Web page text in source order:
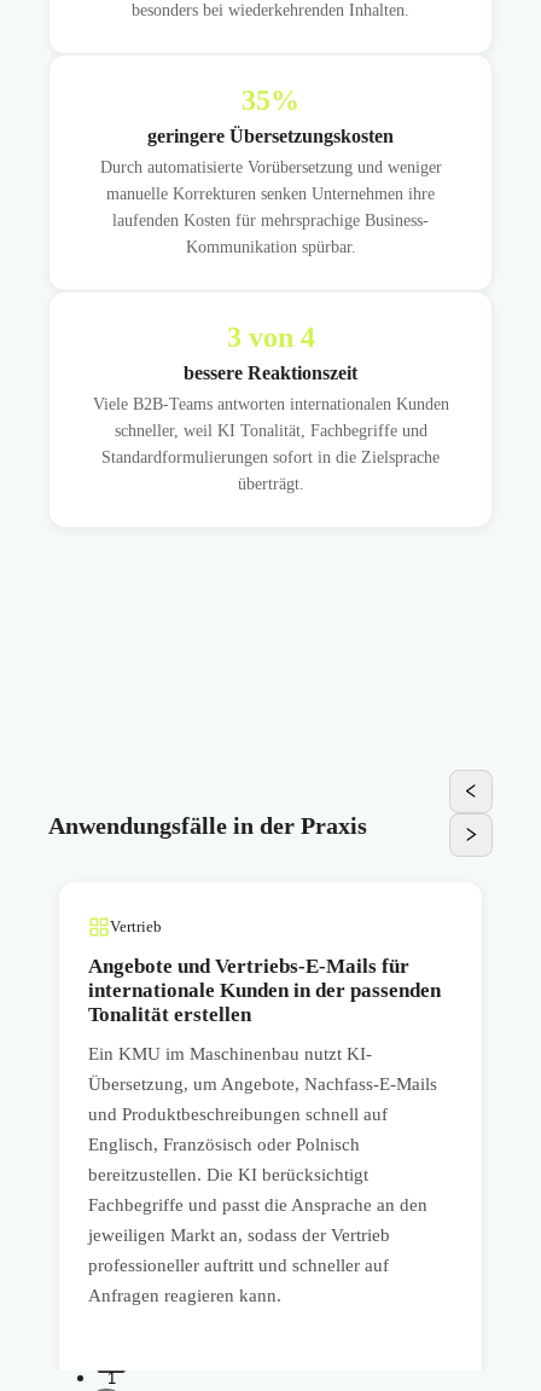
besonders bei wiederkehrenden Inhalten.
35%
geringere Übersetzungskosten
Durch automatisierte Vorübersetzung und weniger
manuelle Korrekturen senken Unternehmen ihre
laufenden Kosten für mehrsprachige Business-
Kommunikation spürbar.
3von 4
bessere Reaktionszeit
Viele B2B-Teams antworten internationalen Kunden
schneller, weil KI Tonalität, Fachbegriffe und
Standardformulierungen sofort in die Zielsprache
überträgt.
Anwendungsfälle in der Praxis
Vertrieb
Angebote und Vertriebs-E-Mails für
internationale Kunden in der passenden
Tonalität erstellen
Ein KMU im Maschinenbau nutzt KI-
Übersetzung, um Angebote, Nachfass-E-Mails
und Produktbeschreibungen schnell auf
Englisch, Französisch oder Polnisch
bereitzustellen. Die KI berücksichtigt
Fachbegriffe und passt die Ansprache an den
jeweiligen Markt an, sodass der Vertrieb
professioneller auftritt und schneller auf
Anfragen reagieren kann.
1